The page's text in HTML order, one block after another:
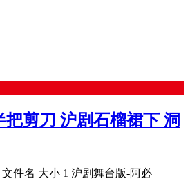
剪刀 沪剧石榴裙下 洞
件名 大小 1 沪剧舞台版-阿必